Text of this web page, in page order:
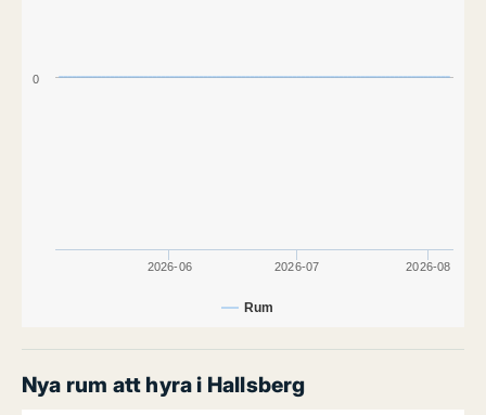
Rum
2026-06 2026-07 2026-08
0
Nya rum att hyra i Hallsberg